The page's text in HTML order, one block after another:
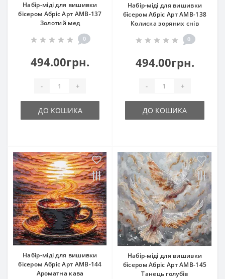
Набір-міді для вишивки
бісером Абріс Арт АМВ-137
Золотий мед
0
494.00грн.
- +
ДО КОШИКА
Набір-міді для вишивки
бісером Абріс Арт АМВ-138
Колиска зоряних снів
0
494.00грн.
- +
ДО КОШИКА
Набір-міді для вишивки
бісером Абріс Арт АМВ-144
Ароматна кава
Набір-міді для вишивки
бісером Абріс Арт АМВ-145
Танець голубів